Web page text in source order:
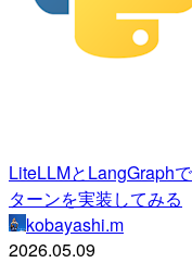
LiteLLMとLangGraph
ターンを実装してみる
kobayashi.m
2026.05.09